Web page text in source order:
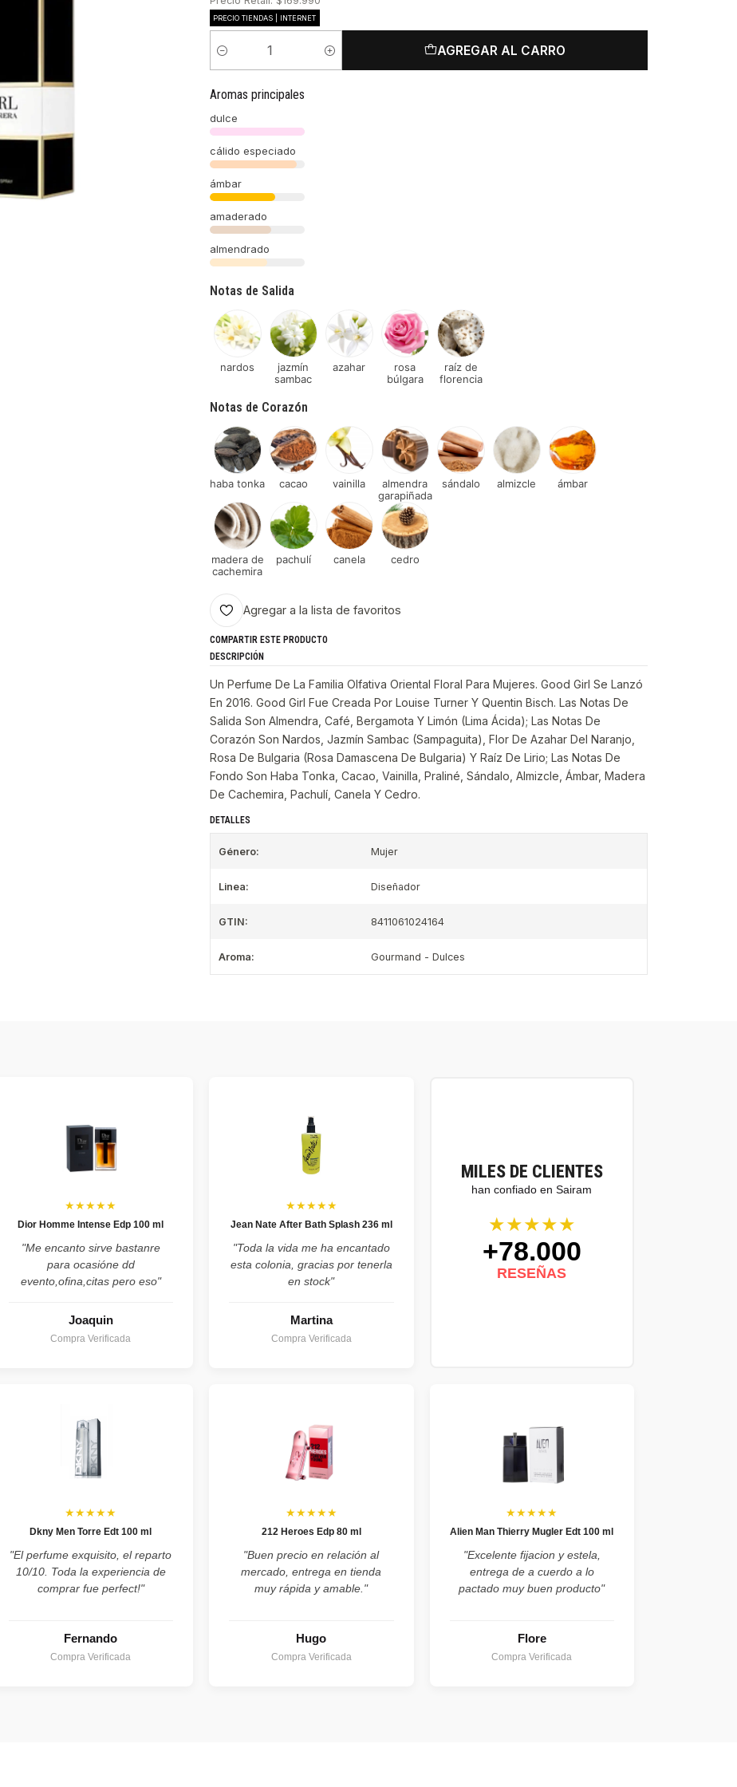
PRECIO TIENDAS | INTERNET
Cantidad
AGREGAR AL CARRO
Aromas principales
dulce
cálido especiado
ámbar
amaderado
almendrado
Notas de Salida
nardos
jazmín
sambac
azahar
rosa
búlgara
raíz de
florencia
Notas de Corazón
haba tonka cacao vainilla
almendra
garapiñada
sándalo almizcle ámbar
madera de
cachemira
pachulí canela cedro
Agregar a la lista de favoritos
COMPARTIR ESTE PRODUCTO
DESCRIPCIÓN
Un Perfume De La Familia Olfativa Oriental Floral Para Mujeres. Good Girl Se Lanzó
En 2016. Good Girl Fue Creada Por Louise Turner Y Quentin Bisch. Las Notas De
Salida Son Almendra, Café, Bergamota Y Limón (Lima Ácida); Las Notas De
Corazón Son Nardos, Jazmín Sambac (Sampaguita), Flor De Azahar Del Naranjo,
Rosa De Bulgaria (Rosa Damascena De Bulgaria) Y Raíz De Lirio; Las Notas De
Fondo Son Haba Tonka, Cacao, Vainilla, Praliné, Sándalo, Almizcle, Ámbar, Madera
De Cachemira, Pachulí, Canela Y Cedro.
DETALLES
Género: Mujer
Linea: Diseñador
GTIN: 8411061024164
Aroma: Gourmand - Dulces
MILES DE CLIENTES
han confiado en Sairam
★★★★★
+78.000
RESEÑAS
★★★★★
Dior Homme Intense Edp 100 ml
"Me encanto sirve bastanre
para ocasióne dd
evento,ofina,citas pero eso"
Joaquin
Compra Verificada
★★★★★
Jean Nate After Bath Splash 236 ml
"Toda la vida me ha encantado
esta colonia, gracias por tenerla
en stock"
Martina
Compra Verificada
★★★★★
Dkny Men Torre Edt 100 ml
"El perfume exquisito, el reparto
10/10. Toda la experiencia de
comprar fue perfect!"
Fernando
Compra Verificada
★★★★★
212 Heroes Edp 80 ml
"Buen precio en relación al
mercado, entrega en tienda
muy rápida y amable."
Hugo
Compra Verificada
★★★★★
Alien Man Thierry Mugler Edt 100 ml
"Excelente fijacion y estela,
entrega de a cuerdo a lo
pactado muy buen producto"
Flore
Compra Verificada